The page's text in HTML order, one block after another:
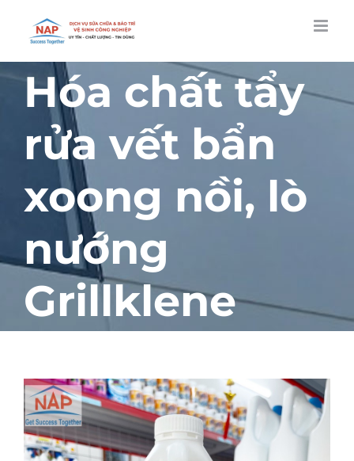
Hóa chất tẩy
rửa vết bẩn
xoong nồi, lò
nướng
Grillklene